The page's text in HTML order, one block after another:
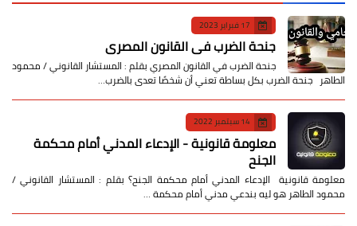
17 فبراير 2023
جنحة الضرب في القانون المصري
جنحة الضرب في القانون المصري بقلم : المستشار القانوني / محمود
الطاهر جنحة الضرب بكل بساطة تعني أن شخصًا تعدى بالضرب…
14 سبتمبر 2022
معلومة قانونية - الإدعاء المدني أمام محكمة
الجنح
معلومة قانونية الإدعاء المدني أمام محكمة الجنح؟ بقلم : المستشار القانوني /
محمود الطاهر هو ليه بندعي مدني أمام محكمة …